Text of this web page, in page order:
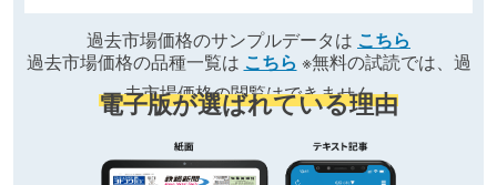
過去市場価格のサンプルデータは こちら
過去市場価格の品種一覧は こちら ※無料の試読では、過
去市場価格の閲覧はできません
電子版が選ばれている理由